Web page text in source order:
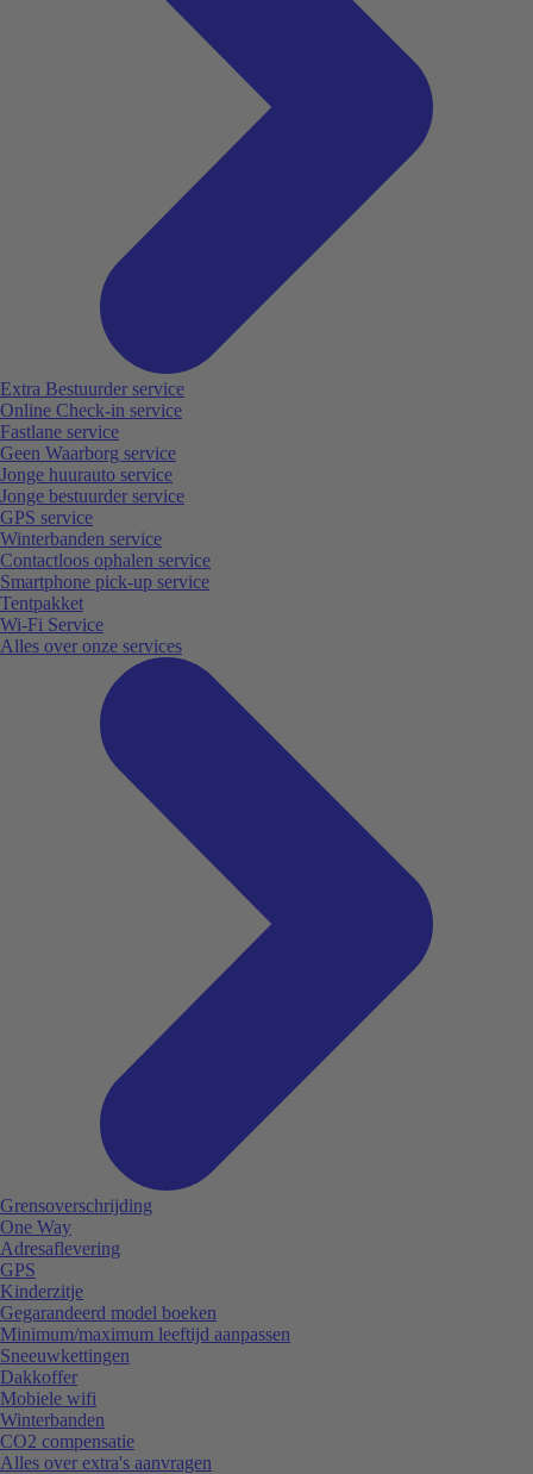
Extra Bestuurder service
Online Check-in service
Fastlane service
Geen Waarborg service
Jonge huurauto service
Jonge bestuurder service
GPS service
Winterbanden service
Contactloos ophalen service
Smartphone pick-up service
Tentpakket
Wi-Fi Service
Alles over onze services
Grensoverschrijding
One Way
Adresaflevering
GPS
Kinderzitje
Gegarandeerd model boeken
Minimum/maximum leeftijd aanpassen
Sneeuwkettingen
Dakkoffer
Mobiele wifi
Winterbanden
CO2 compensatie
Alles over extra's aanvragen